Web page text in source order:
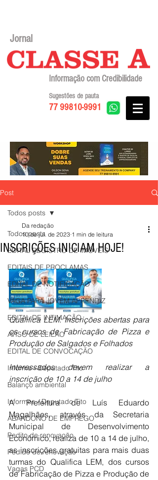
Jornal
Informação com Credibilidade
77 99810-9991
Sugestões de pauta
Post
Todos posts
EDITAL REGISTRO DE IMÓVEIS
EDITAIS DE PROCLAMAS
EDITAL DE NOTIFICAÇÃO
VAGA PARA JOVEM APRENDIZ
EDITAL DE INTIMAÇÃO
AVISO DE LEILÃO
EDITAL DE CONVOCAÇÃO
Informe - Deputado Tito
Balanço ambiental
Informes - Deputado Tito
ABANDONO DE EMPREGO
Pedito de renovação
Pedido de renovação
Vagas PCD
Todos posts
INSCRIÇÕES INICIAM HOJE!
Da redação
10 de jul. de 2023 1 min de leitura
Qualifica LEM: Inscrições abertas para
os cursos de Fabricação de Pizza e
Produção de Salgados e Folhados
Interessados devem realizar a
inscrição de 10 a 14 de julho
A Prefeitura de Luís Eduardo
Magalhães, através da Secretaria
Municipal de Desenvolvimento
Econômico, realiza de 10 a 14 de julho,
as inscrições gratuitas para mais duas
turmas do Qualifica LEM, dos cursos
de Fabricação de Pizza e Produção de